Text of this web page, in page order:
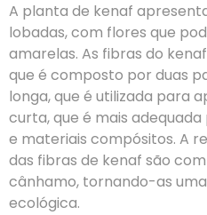
A planta de kenaf
lobadas, com flores que
amarelas. As fibras do
que é composto por duas
longa, que é utilizada para
curta, que é mais
e materiais compósitos. A
das fibras de kenaf são
cânhamo, tornando-as
ecológica.